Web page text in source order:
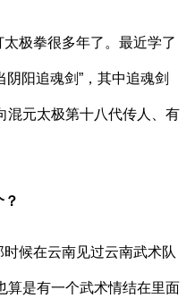
极拳很多年了。最近学了
阴阳追魂剑”，其中追魂剑
混元太极第十八代传人、有
候在云南见过云南武术队
算是有一个武术情结在里面